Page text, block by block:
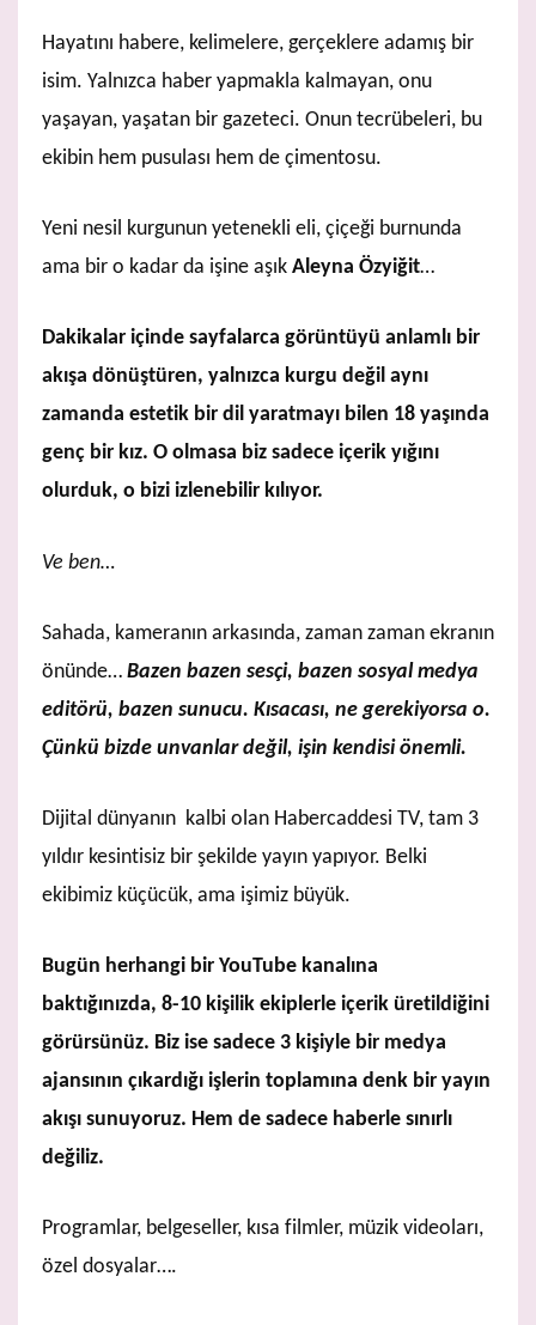
Hayatını habere, kelimelere, gerçeklere adamış bir
isim. Yalnızca haber yapmakla kalmayan, onu
yaşayan, yaşatan bir gazeteci. Onun tecrübeleri, bu
ekibin hem pusulası hem de çimentosu.
Yeni nesil kurgunun yetenekli eli, çiçeği burnunda
ama bir o kadar da işine aşık Aleyna Özyiğit…
Dakikalar içinde sayfalarca görüntüyü anlamlı bir
akışa dönüştüren, yalnızca kurgu değil aynı
zamanda estetik bir dil yaratmayı bilen 18 yaşında
genç bir kız. O olmasa biz sadece içerik yığını
olurduk, o bizi izlenebilir kılıyor.
Ve ben…
Sahada, kameranın arkasında, zaman zaman ekranın
önünde… Bazen bazen sesçi, bazen sosyal medya
editörü, bazen sunucu. Kısacası, ne gerekiyorsa o.
Çünkü bizde unvanlar değil, işin kendisi önemli.
Dijital dünyanın kalbi olan Habercaddesi TV, tam 3
yıldır kesintisiz bir şekilde yayın yapıyor. Belki
ekibimiz küçücük, ama işimiz büyük.
Bugün herhangi bir YouTube kanalına
baktığınızda, 8-10 kişilik ekiplerle içerik üretildiğini
görürsünüz. Biz ise sadece 3 kişiyle bir medya
ajansının çıkardığı işlerin toplamına denk bir yayın
akışı sunuyoruz. Hem de sadece haberle sınırlı
değiliz.
Programlar, belgeseller, kısa filmler, müzik videoları,
özel dosyalar….